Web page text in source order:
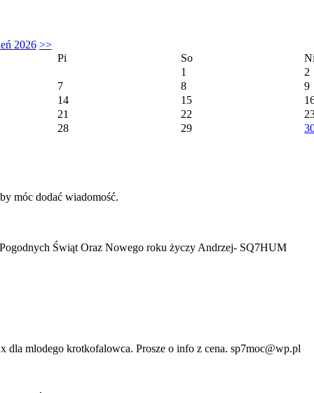
2026 >>
Pi
So
Ni
1
2
7
8
9
14
15
21
22
28
29
móc dodać wiadomość.
Świąt Oraz Nowego roku życzy Andrzej- SQ7HUM
mlodego krotkofalowca. Prosze o info z cena. sp7moc@wp.pl